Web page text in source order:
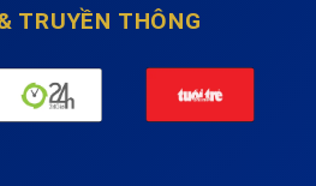
TRUYỀN THÔNG